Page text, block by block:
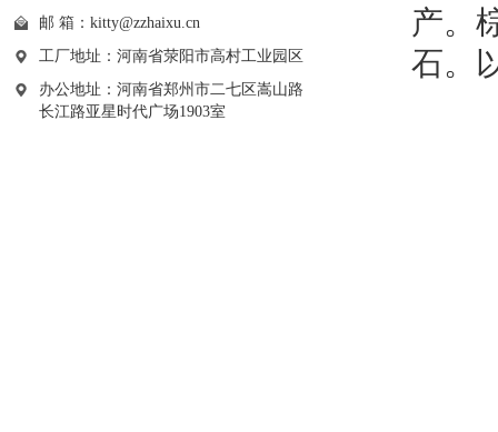
邮 箱： kitty@zzhaixu.cn
工厂地址：河南省荥阳市高村工业园区
办公地址：河南省郑州市二七区嵩山路
长江路亚星时代广场1903室
产。
石。